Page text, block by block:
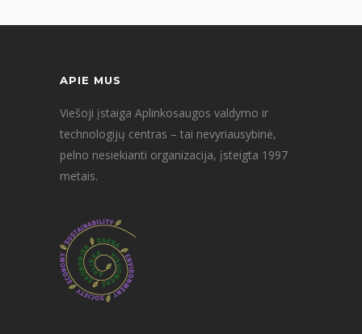
APIE MUS
Viešoji įstaiga Aplinkosaugos valdymo ir
technologijų centras – tai nevyriausybinė,
pelno nesiekianti organizacija, įsteigta 1997
metais.